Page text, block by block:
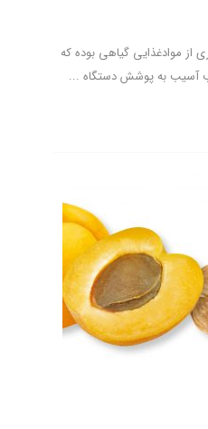
از موادغذایی گیاهی بوده که
آسیب به پوشش دستگاه ...